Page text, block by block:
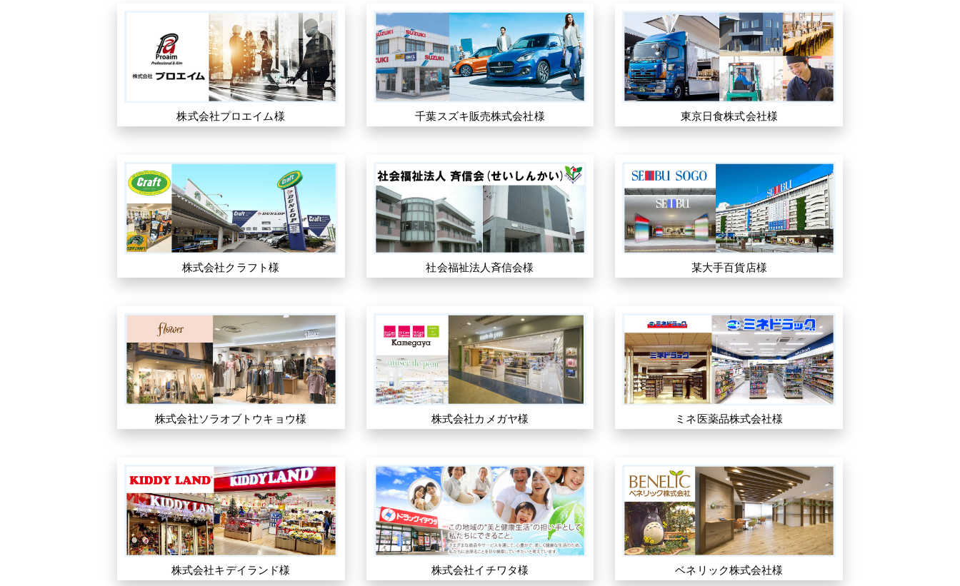
株式会社プロエイム様 千葉スズキ販売株式会社様 東京日食株式会社様
株式会社クラフト様 社会福祉法人斉信会様 某大手百貨店様
株式会社ソラオブトウキョウ様 株式会社カメガヤ様 ミネ医薬品株式会社様
株式会社キデイランド様 株式会社イチワタ様 ベネリック株式会社様